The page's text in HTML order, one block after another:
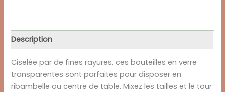
Description
Ciselée par de fines rayures, ces bouteilles en verre
transparentes sont parfaites pour disposer en
ribambelle ou centre de table. Mixez les tailles et le tour